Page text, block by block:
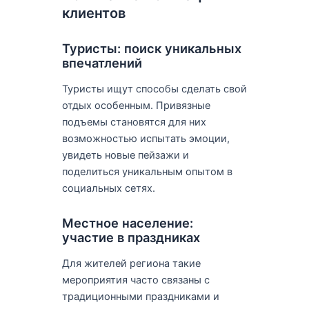
клиентов
Туристы: поиск уникальных
впечатлений
Туристы ищут способы сделать свой
отдых особенным. Привязные
подъемы становятся для них
возможностью испытать эмоции,
увидеть новые пейзажи и
поделиться уникальным опытом в
социальных сетях.
Местное население:
участие в праздниках
Для жителей региона такие
мероприятия часто связаны с
традиционными праздниками и